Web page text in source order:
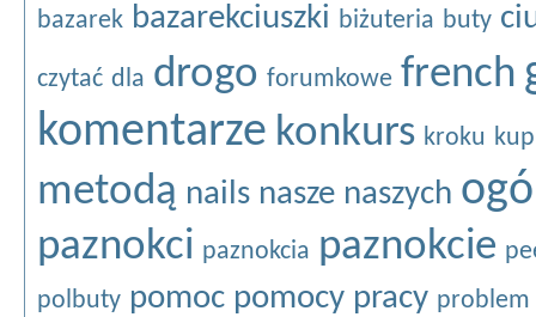
bazarek bazarekciuszki biżuteria buty
czytać dla drogo forumkowe french
komentarze konkurs kroku
metodą nails nasze naszych
paznokci paznokcia paznokcie
polbuty pomoc pomocy pracy problem